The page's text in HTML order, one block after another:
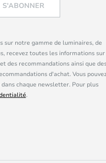
S'ABONNER
sur notre gamme de luminaires, de
recevez toutes les informations sur
des recommandations ainsi que
d'achat. Vous
chaque newsletter. Pour plus
.